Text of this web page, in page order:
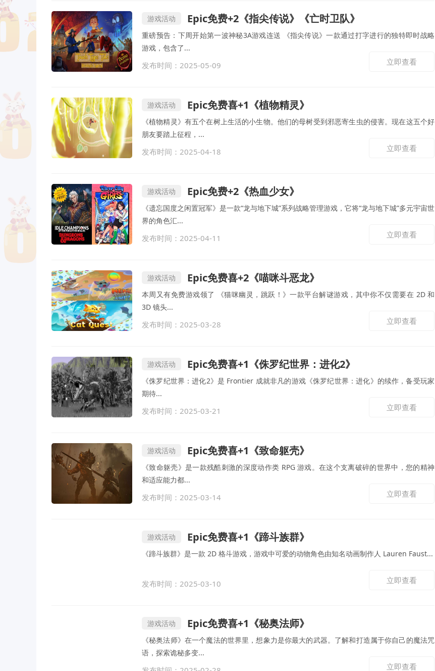
游戏活动 Epic免费+2《指尖传说》《亡时卫队》
重磅预告：下周开始第一波神秘3A游戏连送 《指尖传说》一款通过打字进行的独特即时战略
游戏，包含了...
发布时间：2025-05-09 立即查看
游戏活动 Epic免费喜+1《植物精灵》
《植物精灵》有五个在树上生活的小生物。他们的母树受到邪恶寄生虫的侵害。现在这五个好
朋友要踏上征程，...
发布时间：2025-04-18 立即查看
游戏活动 Epic免费+2《热血少女》
《遗忘国度之闲置冠军》是一款“龙与地下城”系列战略管理游戏，它将“龙与地下城”多元宇宙世
界的角色汇...
发布时间：2025-04-11 立即查看
游戏活动 Epic免费喜+2《喵咪斗恶龙》
本周又有免费游戏领了 《猫咪幽灵，跳跃！》一款平台解谜游戏，其中你不仅需要在 2D 和
3D 镜头...
发布时间：2025-03-28 立即查看
游戏活动 Epic免费喜+1《侏罗纪世界：进化2》
《侏罗纪世界：进化2》是 Frontier 成就非凡的游戏《侏罗纪世界：进化》的续作，备受玩家
期待...
发布时间：2025-03-21 立即查看
游戏活动 Epic免费喜+1《致命躯壳》
《致命躯壳》是一款残酷刺激的深度动作类 RPG 游戏。在这个支离破碎的世界中，您的精神
和适应能力都...
发布时间：2025-03-14 立即查看
游戏活动 Epic免费喜+1《蹄斗族群》
《蹄斗族群》是一款 2D 格斗游戏，游戏中可爱的动物角色由知名动画制作人 Lauren Faust...
发布时间：2025-03-10 立即查看
游戏活动 Epic免费喜+1《秘奥法师》
《秘奥法师》在一个魔法的世界里，想象力是你最大的武器。了解和打造属于你自己的魔法咒
语，探索诡秘多变...
立即查看